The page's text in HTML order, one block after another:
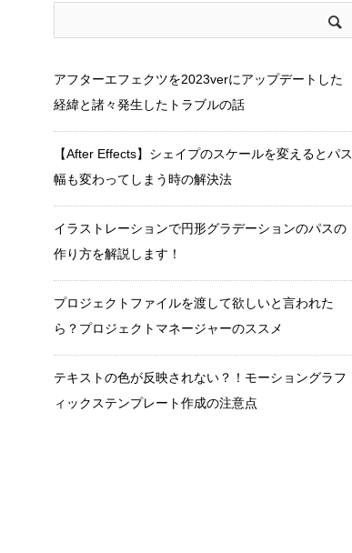
アフターエフェクツを2023verにアップデートした
経緯と諸々発生したトラブルの話
【After Effects】シェイプのスケールを変えるとパス
幅も変わってしまう時の解決法
イラストレーションで円形グラデーションのパスの
作り方を解説します！
プロジェクトファイルを渡して欲しいと言われた
ら？プロジェクトマネージャーのススメ
テキストの色が反映されない？！モーショングラフ
ィックステンプレート作成の注意点